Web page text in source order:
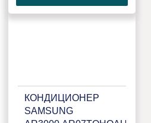
КОНДИЦИОНЕР
SAMSUNG